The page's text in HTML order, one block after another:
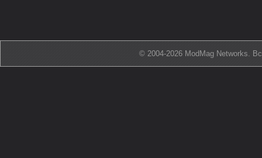
© 2004-2026 ModMag Networks.